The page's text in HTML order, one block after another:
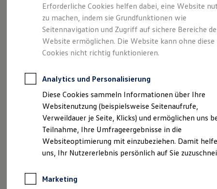
Leasing
Leasing-Angebote
Gebrauchtwagen Leasing
Junge Gebrauchtwagen-Leasing
Elektroauto Leasing
Kleinwagen-Leasing
Leasing ohne Anzahlung
Autokredit mit Schlussrate
Versicherungen und Garantien
Kfz-Versicherung
Restschuldversicherungen
Garantien
Wartungsverträge
Geschäftskunden
Professional Class bei Volkswagen
Großkunden
Behörden
Anpfiff zum Gewinn
So geht neu.
Entdecken Sie jetzt
den neuen ID.3 Neo!
Erforderliche Cookies helfen dabei, eine Website
zu machen, indem sie Grundfunktionen wie
Seitennavigation und Zugriff auf sichere Bereiche
Website ermöglichen. Die Website kann ohne diese
Cookies nicht richtig funktionieren.
Analytics und Personalisierung
Diese Cookies sammeln Informationen über Ihre
Websitenutzung (beispielsweise Seitenaufrufe,
Verweildauer je Seite, Klicks) und ermöglichen uns
Teilnahme, Ihre Umfrageergebnisse in die
Websiteoptimierung mit einzubeziehen. Damit
uns, Ihr Nutzererlebnis persönlich auf Sie
Marketing